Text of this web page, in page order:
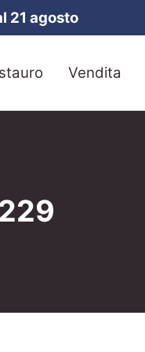
21 agosto
Vendita